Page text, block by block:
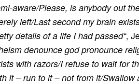
aware/Please, is anybody out
left/Last second my brain
details of a life I had passed“,
denounce god pronounce
with razors/I refuse to wait for
it – run to it – not from it/